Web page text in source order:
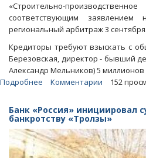
«Строительно-
соответствующим заявлением
региональный арбитраж 3 сентября.
Кредиторы требуют взыскать с
Березовская, директор - бывший
Александр Мельников) 5 миллионов
Подробнее
одной
компании
семьи
Березовских
Комментарии 152
Банк «Россия» инициировал
банкротству «Тролзы»